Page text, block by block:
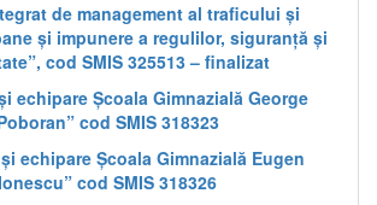
de management al traficului și
și impunere a regulilor, siguranță și
cod SMIS 325513 – finalizat
echipare Școala Gimnazială George
cod SMIS 318323
echipare Școala Gimnazială Eugen
cod SMIS 318326